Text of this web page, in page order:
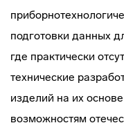
подготовки данных
где практически
технические
изделий на их
возможностям